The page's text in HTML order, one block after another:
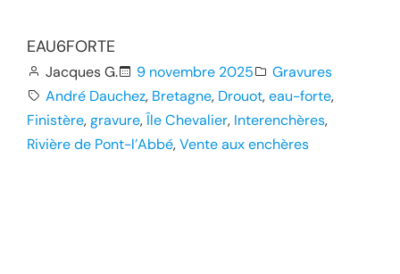
EAU6FORTE
Jacques G. 9 novembre 2025
Gravures
André Dauchez, Bretagne, Drouot, eau-forte,
Finistère, gravure, Île Chevalier, Interenchères,
Rivière de Pont-l’Abbé, Vente aux enchères